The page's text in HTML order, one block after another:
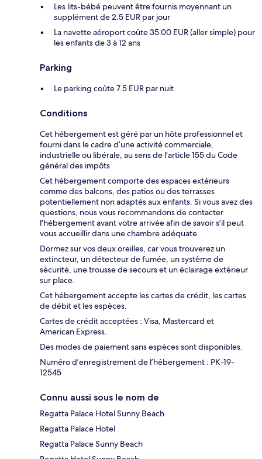
Les lits-bébé peuvent être fournis moyennant un
supplément de 2.5 EUR par jour
La navette aéroport coûte 35.00 EUR (aller simple) pour
les enfants de 3 à 12 ans
Parking
Le parking coûte 7.5 EUR par nuit
Conditions
Cet hébergement est géré par un hôte professionnel et
fourni dans le cadre d’une activité commerciale,
industrielle ou libérale, au sens de l’article 155 du Code
général des impôts
Cet hébergement comporte des espaces extérieurs
comme des balcons, des patios ou des terrasses
potentiellement non adaptés aux enfants. Si vous avez des
questions, nous vous recommandons de contacter
l'hébergement avant votre arrivée afin de savoir s'il peut
vous accueillir dans une chambre adéquate.
Dormez sur vos deux oreilles, car vous trouverez un
extincteur, un détecteur de fumée, un système de
sécurité, une trousse de secours et un éclairage extérieur
sur place.
Cet hébergement accepte les cartes de crédit, les cartes
de débit et les espèces.
Cartes de crédit acceptées : Visa, Mastercard et
American Express.
Des modes de paiement sans espèces sont disponibles.
Numéro d’enregistrement de l’hébergement : PK-19-
12545
Connu aussi sous le nom de
Regatta Palace Hotel Sunny Beach
Regatta Palace Hotel
Regatta Palace Sunny Beach